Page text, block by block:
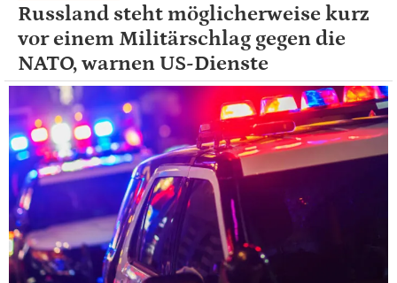
Russland steht möglicherweise kurz
vor einem Militärschlag gegen die
NATO, warnen US-Dienste